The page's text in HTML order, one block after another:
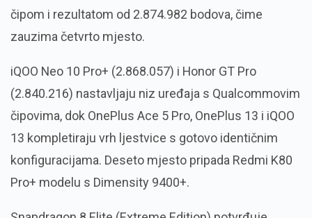
čipom i rezultatom od 2.874.982 bodova, čime
zauzima četvrto mjesto.
iQOO Neo 10 Pro+ (2.868.057) i Honor GT Pro
(2.840.216) nastavljaju niz uređaja s Qualcommovim
čipovima, dok OnePlus Ace 5 Pro, OnePlus 13 i iQOO
13 kompletiraju vrh ljestvice s gotovo identičnim
konfiguracijama. Deseto mjesto pripada Redmi K80
Pro+ modelu s Dimensity 9400+.